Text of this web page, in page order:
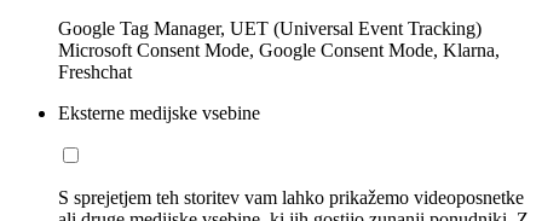
Google Tag Manager, UET (Universal Event Tracking)
Microsoft Consent Mode, Google Consent Mode, Klarna,
Freshchat
Eksterne medijske vsebine
S sprejetjem teh storitev vam lahko prikažemo videoposnetke